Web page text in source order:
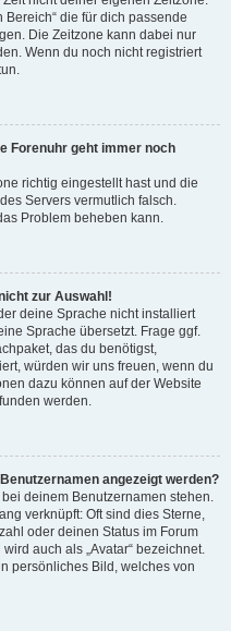
Bereich“ die für dich passende
Die Zeitzone kann dabei nur
Wenn du noch nicht registriert
Forenuhr geht immer noch
richtig eingestellt hast und die
Servers vermutlich falsch.
Problem beheben kann.
zur Auswahl!
deine Sprache nicht installiert
Sprache übersetzt. Frage ggf.
das du benötigst,
würden wir uns freuen, wenn du
dazu können auf der Website
werden.
angezeigt werden?
deinem Benutzernamen stehen.
verknüpft: Oft sind dies Sterne,
oder deinen Status im Forum
auch als „Avatar“ bezeichnet.
persönliches Bild, welches von